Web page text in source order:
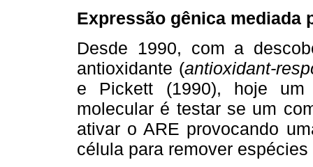
Expressão gênica mediada
Desde 1990, com a
antioxidante (antioxidant-
e Pickett (1990), hoje
molecular é testar se um
ativar o ARE provocando
célula para remover